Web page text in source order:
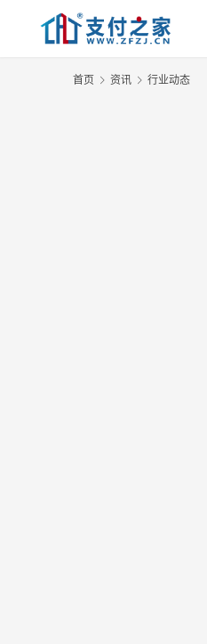
首页 资讯 行业动态